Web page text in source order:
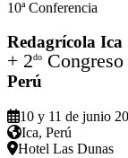
10ª Conferencia
Redagrícola Ica
+ 2do
Perú
10 y 11 de junio
Ica, Perú
Hotel Las Dunas